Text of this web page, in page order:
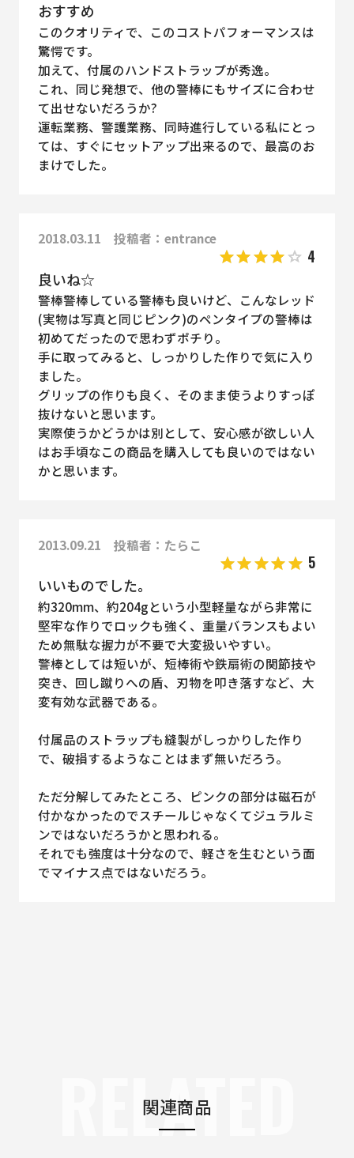
おすすめ
このクオリティで、このコストパフォーマンスは
驚愕です。
加えて、付属のハンドストラップが秀逸。
これ、同じ発想で、他の警棒にもサイズに合わせ
て出せないだろうか?
運転業務、警護業務、同時進行している私にとっ
ては、すぐにセットアップ出来るので、最高のお
まけでした。
2018.03.11 投稿者：entrance
4
良いね☆
警棒警棒している警棒も良いけど、こんなレッド
(実物は写真と同じピンク)のペンタイプの警棒は
初めてだったので思わずポチり。
手に取ってみると、しっかりした作りで気に入り
ました。
グリップの作りも良く、そのまま使うよりすっぽ
抜けないと思います。
実際使うかどうかは別として、安心感が欲しい人
はお手頃なこの商品を購入しても良いのではない
かと思います。
2013.09.21 投稿者：たらこ
5
いいものでした。
約320mm、約204gという小型軽量ながら非常に
堅牢な作りでロックも強く、重量バランスもよい
ため無駄な握力が不要で大変扱いやすい。
警棒としては短いが、短棒術や鉄扇術の関節技や
突き、回し蹴りへの盾、刃物を叩き落すなど、大
変有効な武器である。
付属品のストラップも縫製がしっかりした作り
で、破損するようなことはまず無いだろう。
ただ分解してみたところ、ピンクの部分は磁石が
付かなかったのでスチールじゃなくてジュラルミ
ンではないだろうかと思われる。
それでも強度は十分なので、軽さを生むという面
でマイナス点ではないだろう。
関連商品
RELATED